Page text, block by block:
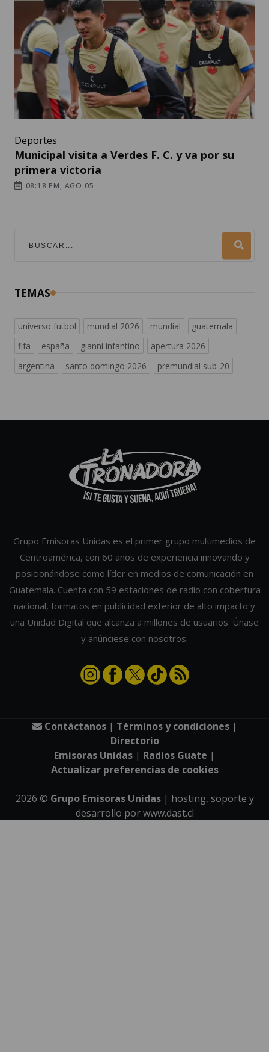
Deportes
Municipal visita a Verdes F. C. y va por su
primera victoria
08:18 PM, AGO 05
TEMAS
universo futbol mundial 2026 mundial
guatemala
fifa
españa gianni infantino
apertura 2026
argentina
santo domingo 2026 premundial sub-20
Grupo Emisoras Unidas es el primer grupo multimedios de
Centroamérica, con 60 años de experiencia innovando y
posicionándose como líder en medios de comunicación en
Guatemala. Cuenta con 59 estaciones de radio con cobertura
nacional, formatos en publicidad exterior de alto impacto y
una Unidad Digital que alcanza a millones de usuarios. Únase
y anúnciese con nosotros.
Contáctanos| Términos y condiciones|
Directorio
Emisoras Unidas | Radios Guate |
Actualizar preferencias de cookies
2026 © Grupo Emisoras Unidas| hosting, soporte y
desarrollo porwww.dast.cl